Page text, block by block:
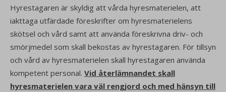
Hyrestagaren är skyldig att vårda hyresmaterielen, att
iakttaga utfärdade föreskrifter om hyresmaterielens
skötsel och vård samt att använda föreskrivna driv- och
smörjmedel som skall bekostas av hyrestagaren. För tillsyn
och vård av hyresmaterielen skall hyrestagaren använda
kompetent personal. Vid återlämnandet skall
hyresmaterielen vara väl rengjord och med hänsyn till